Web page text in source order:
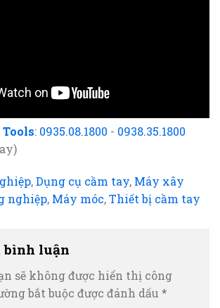
: 0935.08.1800 - 0938.35.1800
,Dụng cụ cầm tay, Máy xây
nghiệp, Máy móc,Thiết bị cầm tay
bình luận
sẽ không được hiển thị công
bắt buộc được đánh dấu *